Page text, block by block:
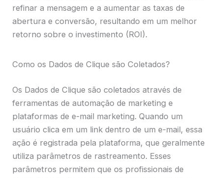
refinar a mensagem e a aumentar as taxas de
abertura e conversão, resultando em um melhor
retorno sobre o investimento (ROI).
Como os Dados de Clique são Coletados?
Os Dados de Clique são coletados através de
ferramentas de automação de marketing e
plataformas de e-mail marketing. Quando um
usuário clica em um link dentro de um e-mail, essa
ação é registrada pela plataforma, que geralmente
utiliza parâmetros de rastreamento. Esses
parâmetros permitem que os profissionais de